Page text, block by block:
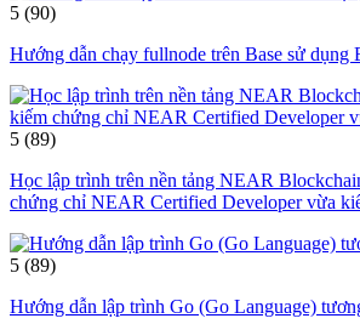
5 (90)
Hướng dẫn chạy fullnode trên Base sử dụng
5 (89)
Học lập trình trên nền tảng NEAR
chứng chỉ NEAR Certified Developer vừa
5 (89)
Hướng dẫn lập trình Go (Go Language)